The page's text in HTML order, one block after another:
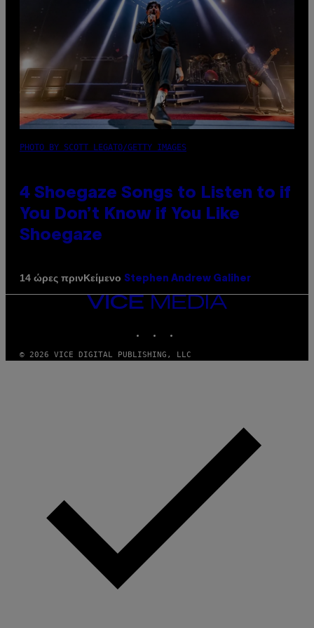
PHOTO BY SCOTT LEGATO/GETTY IMAGES
4 Shoegaze Songs to Listen to if
You Don’t Know if You Like
Shoegaze
14 ώρες πρινΚείμενο Stephen Andrew Galiher
VICE
MEDIA
© 2026 VICE DIGITAL PUBLISHING, LLC